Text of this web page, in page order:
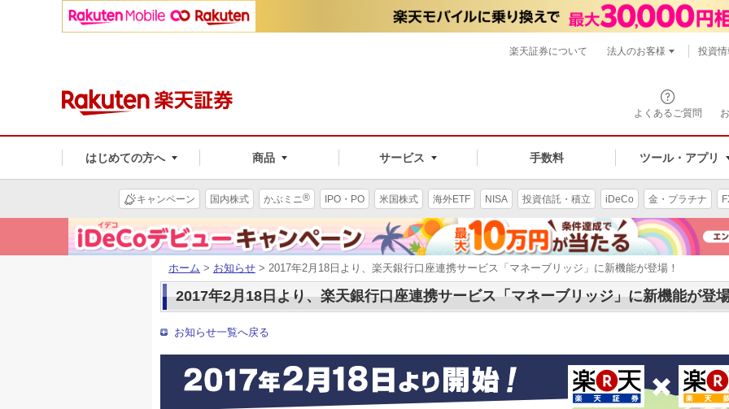
よくあるご質問
はじめての方へ 商品 サービス 手数料 ツール・アプリ
楽天証券について 法人のお客様 投資
キャンペーン 国内株式 かぶミニ® IPO・PO 米国株式 海外ETF NISA 投資信託・積立 iDeCo 金・プラチナ
ホーム > お知らせ > 2017年2月18日より、楽天銀行口座連携サービス「マネーブリッジ」に新機能が登場！
2017年2月18日より、楽天銀行口座連携サービス「マネーブリッジ」に新機能が登
お知らせ一覧へ戻る